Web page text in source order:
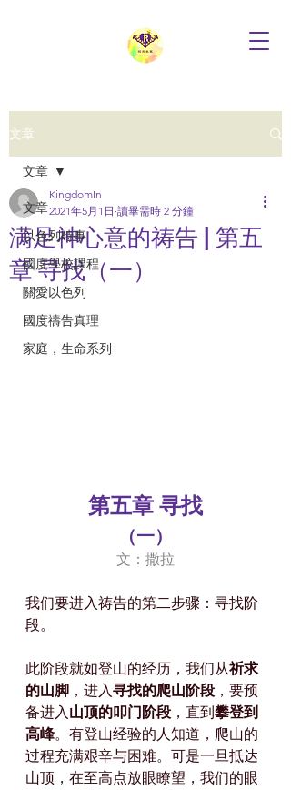
文章
文章
以色列時事
國度學校課程
關愛以色列
國度禱告真理
家庭，生命系列
文章
满足神心意的祷告 | 第五
章 寻找（一）
KingdomIn
2021年5月1日 讀畢需時 2 分鐘
第五章 寻找
（一）
文：撒拉
我们要进入祷告的第二步骤：寻找阶
段。
此阶段就如登山的经历，我们从祈求
的山脚 ，进入寻找的爬山阶段 ，要预
备进入山顶的叩门阶段 ，直到攀登到
高峰。有登山经验的人知道，爬山的
过程充满艰辛与困难。可是一旦抵达
山顶，在至高点放眼瞭望，我们的眼